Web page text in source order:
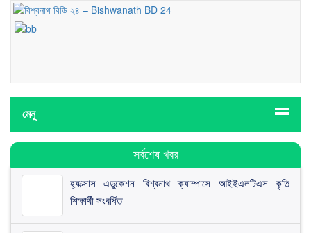
মেনু
সর্বশেষ খবর
হ্যাক্সাস এডুকেশন বিশ্বনাথ ক্যাম্পাসে আইইএলটিএস কৃতি
শিক্ষার্থী সংবর্ধিত